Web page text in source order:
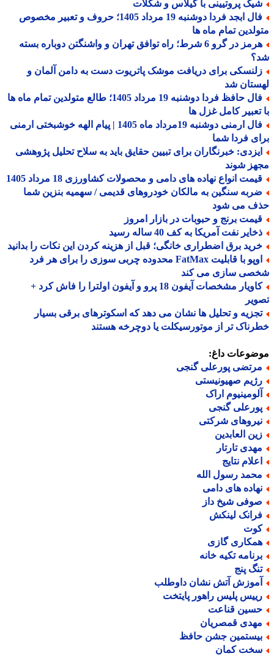
پروتیینی با گیلاس و شکلات
فال ابجد فردا دوشنبه 19 مرداد 1405؛ حروف و تعبیر مخصوص
تمام ماه ها
هرمز در گرو 6 شرط؛ راه توافق تهران و واشنگتن دوباره بسته
برای دریافت موشک پاتریوت دست به دامن آلمان و
شد
فال حافظ فردا دوشنبه 19 مرداد 1405؛ طالع متولدین تمام ماه ها
کامل غزل ها
فال ارمنی دوشنبه 19مرداد ماه 1405 | پیام الهه خوشبختی ارمنی
فردا شما
خبرنگاران برای تبیین حقایق باید به سلاح تحلیل پژوهشی
شوند
انواع نهاده های دامی و محصولات کشاورزی 18 مرداد 1405
سنگین به مالکان خودروهای قدیمی / سهمیه بنزین شما
می شود
برنج و حبوبات در بازار امروز
نفت آمریکا به کف 40 ساله رسید
برق اضطراری خانگی؛ قبل از هزینه کردن این نکات را بدانید
اوپو با قابلیت FatMax محدوده چربی سوزی را برای هر فرد
سازی می کند
کاویار مشخصات آیفون 18 پرو و آیفون اولترا را فاش کرد +
و تحلیل ها نشان می دهد که اسکوترهای برقی بسیار
تر از موتورسیکلت یا دوچرخه هستند
داغ:
پورعلی گنجی
صهیونیستی
اراک
گنجی
شرکتی
العابدین
تارتار
نتایج
رسول الله
های دامی
شیخ داز
لینکش
گازی
تکیه خانه
پنج
آتش نشان داوطلب
پلیس راهور پایتخت
قناعت
قمصریان
جشن حافظ
کمان